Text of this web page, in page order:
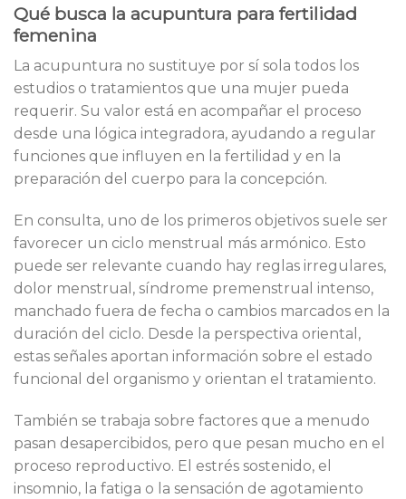
Qué busca la acupuntura para fertilidad
femenina
La acupuntura no sustituye por sí sola todos los
estudios o tratamientos que una mujer pueda
requerir. Su valor está en acompañar el proceso
desde una lógica integradora, ayudando a regular
funciones que influyen en la fertilidad y en la
preparación del cuerpo para la concepción.
En consulta, uno de los primeros objetivos suele ser
favorecer un ciclo menstrual más armónico. Esto
puede ser relevante cuando hay reglas irregulares,
dolor menstrual, síndrome premenstrual intenso,
manchado fuera de fecha o cambios marcados en la
duración del ciclo. Desde la perspectiva oriental,
estas señales aportan información sobre el estado
funcional del organismo y orientan el tratamiento.
También se trabaja sobre factores que a menudo
pasan desapercibidos, pero que pesan mucho en el
proceso reproductivo. El estrés sostenido, el
insomnio, la fatiga o la sensación de agotamiento